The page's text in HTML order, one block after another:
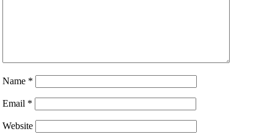
Name *
Email *
Website